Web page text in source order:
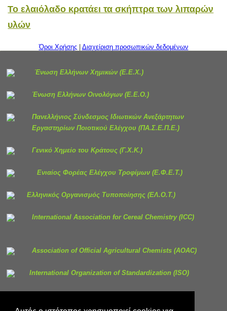
Το ελαιόλαδο κρατάει τα σκήπτρα των λιπαρών
υλών
Όροι Χρήσης| Διαχείριση προσωπικών δεδομένων
Ένωση Ελλήνων Χημικών (Ε.Ε.Χ.)
Ένωση Ελλήνων Οινολόγων (Ε.Ε.Ο.)
Πανελλήνιος Σύνδεσμος Ιδιωτικών Ανεξάρτητων
Εργαστηρίων Ποιοτικού Ελέγχου (ΠΑ.Σ.Ε.Π.Ε.)
Γενικό Χημείο του Κράτους (Γ.Χ.Κ.)
Ενιαίος Φορέας Ελέγχου Τροφίμων (Ε.Φ.Ε.Τ.)
Ελληνικός Οργανισμός Τυποποίησης (ΕΛ.Ο.Τ.)
International Association for Cereal Chemistry (ICC)
Association of Official Agricultural Chemists (AOAC)
International Organization of Standardization (ISO)
Πρόσβαση στο δίκαιο της Ευρωπαϊκής Ένωσης